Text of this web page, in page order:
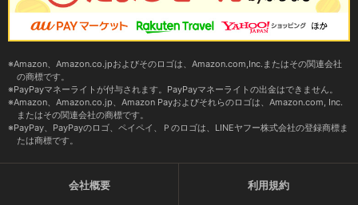
Amazon、Amazon.co.jpおよびそのロゴは、Amazon.com,Inc.またはその関連会社
の商標です。
PayPayマネーライトが付与されます。PayPayマネーライトの出金はできません。
Amazon、Amazon.co.jp、Amazon Payおよびそれらのロゴは、Amazon.com, Inc.
またはその関連会社の商標です。
PayPay、PayPayのロゴ、ペイペイ、Ｐのロゴは、LINEヤフー株式会社の登録商標ま
たは商標です。
会社概要 利用規約